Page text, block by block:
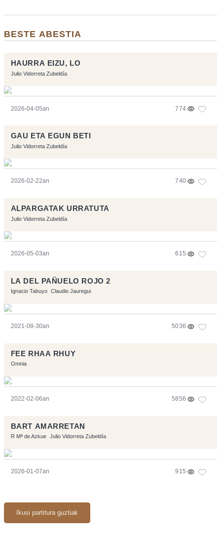
BESTE ABESTIA
HAURRA EIZU, LO
Julio Vidorreta Zubeldía
2026-04-05an 774
GAU ETA EGUN BETI
Julio Vidorreta Zubeldía
2026-02-22an 740
ALPARGATAK URRATUTA
Julio Vidorreta Zubeldía
2026-05-03an 615
LA DEL PAÑUELO ROJO 2
Ignacio Tabuyo Claudio Jauregui
2021-08-30an 5036
FEE RHAA RHUY
Omnia
2022-02-06an 5856
BART AMARRETAN
R Mª de Azkue Julio Vidorreta Zubeldía
2026-01-07an 915
Ikusi partitura guztiak